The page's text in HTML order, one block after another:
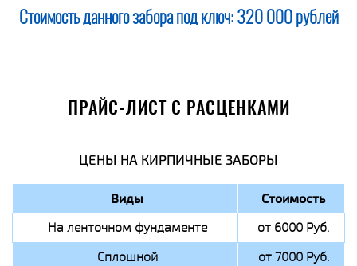
Стоимость данного забора под ключ: 320 000 рублей
ПРАЙС-ЛИСТ С РАСЦЕНКАМИ
ЦЕНЫ НА КИРПИЧНЫЕ ЗАБОРЫ
Виды Стоимость
На ленточном фундаменте
от 6000 Руб.
Сплошной
от 7000 Руб.